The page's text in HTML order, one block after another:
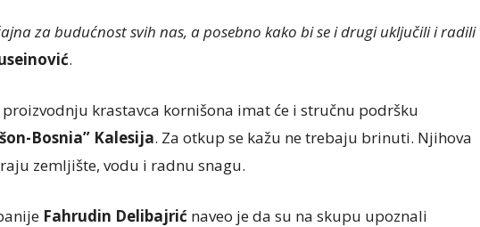
za budućnost svih nas, a posebno kako bi se i drugi uključili i radili
.
proizvodnju krastavca kornišona imat će i stručnu podršku
Bosnia” Kalesija. Za otkup se kažu ne trebaju brinuti. Njihova
zemljište, vodu i radnu snagu.
Fahrudin Delibajrić naveo je da su na skupu upoznali